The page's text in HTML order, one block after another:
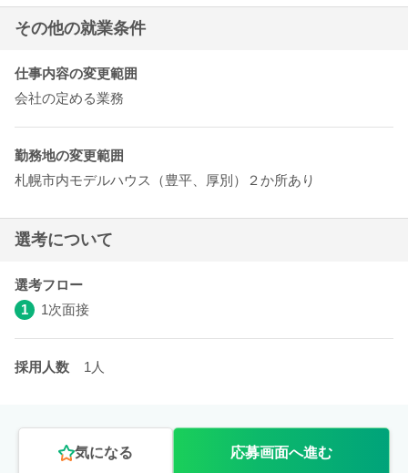
その他の就業条件
仕事内容の変更範囲
会社の定める業務
勤務地の変更範囲
札幌市内モデルハウス（豊平、厚別）２か所あり
選考について
選考フロー
1
1次面接
採用人数 1人
気になる 応募画面へ進む